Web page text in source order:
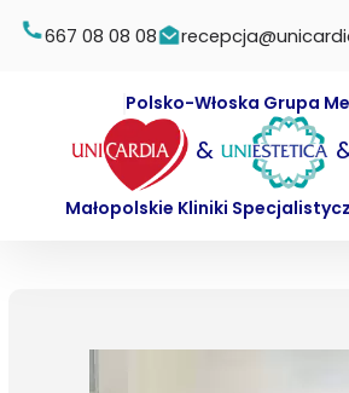
667 08 08 08
Polsko-Włoska Grupa
&
Małopolskie Kliniki